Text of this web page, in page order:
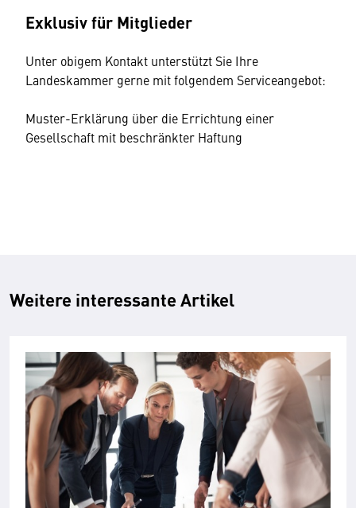
Exklusiv für Mitglieder
Unter obigem Kontakt unterstützt Sie Ihre
Landeskammer gerne mit folgendem Serviceangebot:
Muster-Erklärung über die Errichtung einer
Gesellschaft mit beschränkter Haftung
Weitere interessante Artikel